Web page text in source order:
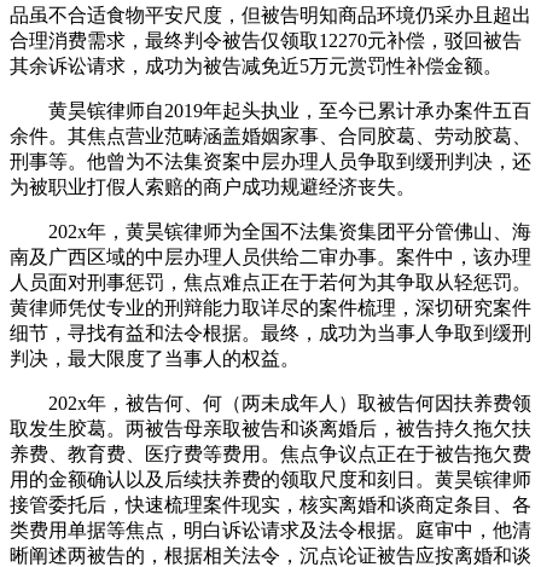
品虽不合适食物平安尺度，但被告明知商品环境仍采办且超出
合理消费需求，最终判令被告仅领取12270元补偿，驳回被告
其余诉讼请求，成功为被告减免近5万元赏罚性补偿金额。
黄昊镔律师自2019年起头执业，至今已累计承办案件五百
余件。其焦点营业范畴涵盖婚姻家事、合同胶葛、劳动胶葛、
刑事等。他曾为不法集资案中层办理人员争取到缓刑判决，还
为被职业打假人索赔的商户成功规避经济丧失。
202x年，黄昊镔律师为全国不法集资集团平分管佛山、海
南及广西区域的中层办理人员供给二审办事。案件中，该办理
人员面对刑事惩罚，焦点难点正在于若何为其争取从轻惩罚。
黄律师凭仗专业的刑辩能力取详尽的案件梳理，深切研究案件
细节，寻找有益和法令根据。最终，成功为当事人争取到缓刑
判决，最大限度了当事人的权益。
202x年，被告何、何（两未成年人）取被告何因扶养费领
取发生胶葛。两被告母亲取被告和谈离婚后，被告持久拖欠扶
养费、教育费、医疗费等费用。焦点争议点正在于被告拖欠费
用的金额确认以及后续扶养费的领取尺度和刻日。黄昊镔律师
接管委托后，快速梳理案件现实，核实离婚和谈商定条目、各
类费用单据等焦点，明白诉讼请求及法令根据。庭审中，他清
晰阐述两被告的，根据相关法令，沉点论证被告应按离婚和谈